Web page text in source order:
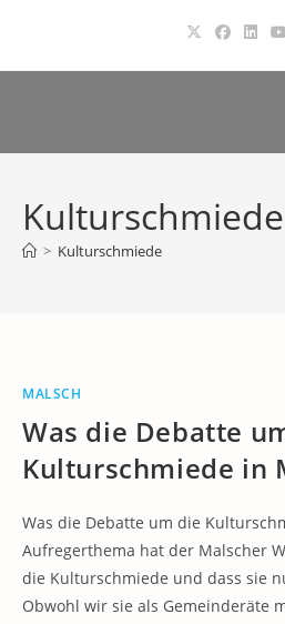
springen
Kulturschmiede
> Kulturschmiede
MALSCH
Was die Debatte
Kulturschmiede in
Was die Debatte um die
Aufregerthema hat der Malscher
die Kulturschmiede und dass sie
Obwohl wir sie als Gemeinderäte